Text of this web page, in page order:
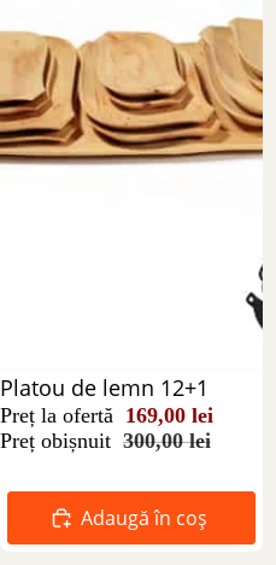
Reducere 44%
Platou de lemn 12+1
Preț la ofertă 169,00 lei
Preț obișnuit 300,00 lei
Adaugă în coș